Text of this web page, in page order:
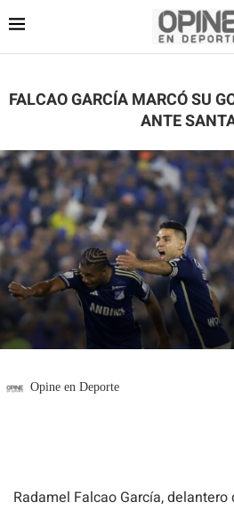
FALCAO GARCÍA MARCÓ SU
ANTE
Opine en Deporte
Radamel Falcao García,